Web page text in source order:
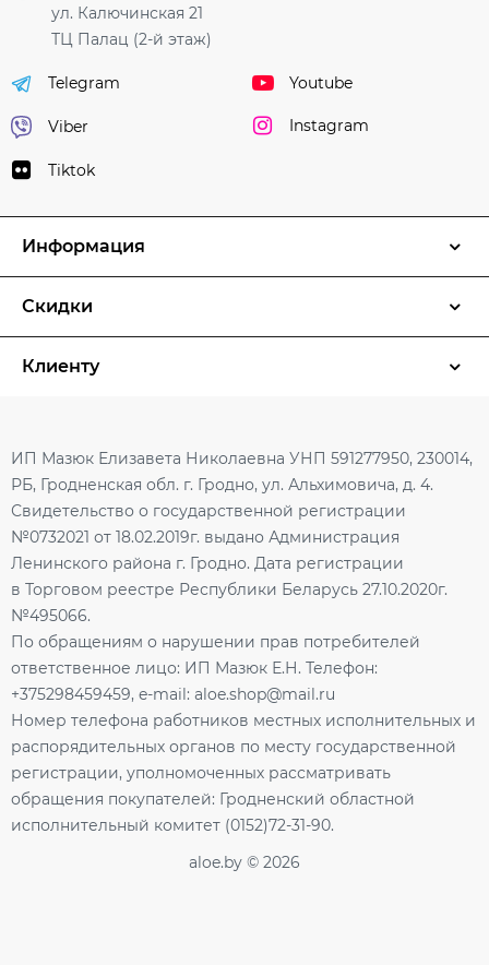
ул. Калючинская 21
ТЦ Палац (2-й этаж)
Telegram
Viber
Tiktok
Youtube
Instagram
Информация
Скидки
Клиенту
ИП Мазюк Елизавета Николаевна УНП 591277950, 230014,
РБ, Гродненская обл. г. Гродно, ул. Альхимовича, д. 4.
Свидетельство о государственной регистрации
№0732021 от 18.02.2019г. выдано Администрация
Ленинского района г. Гродно. Дата регистрации
в Торговом реестре Республики Беларусь 27.10.2020г.
№495066.
По обращениям о нарушении прав потребителей
ответственное лицо: ИП Мазюк Е.Н. Телефон:
+375298459459, e-mail: aloe.shop@mail.ru
Номер телефона работников местных исполнительных и
распорядительных органов по месту государственной
регистрации, уполномоченных рассматривать
обращения покупателей: Гродненский областной
исполнительный комитет (0152)72-31-90.
aloe.by © 2026